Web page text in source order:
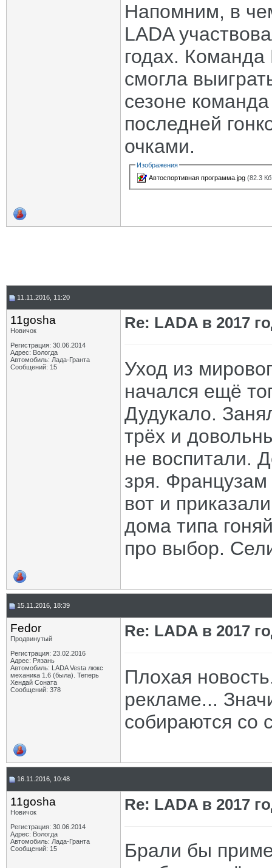
Напомним, в
LADA
годах. Команда
смогла
сезоне
последней
очками.
Изображения
Автоспортивная программа.jpg (82.3
11.11.2016, 11:20
11gosha
Новичок
Регистрация: 30.06.2014
Адрес: Вологда
Автомобиль: Лада-Гранта
Сообщений: 15
Re: LADA в 2017
Уход из
начался ещё
Дудукало.
трёх и
не воспитали.
зря. Французам
вот и
дома типа
про выбор.
15.11.2016, 18:39
Fedor
Продвинутый
Регистрация: 23.02.2016
Адрес: Рязань
Автомобиль: LADA Vesta люкс
механика 1.6 (была). Теперь
Хендай Соната
Сообщений: 378
Re: LADA в 2017
Плохая
рекламе...
собираются со
16.11.2016, 10:48
11gosha
Новичок
Регистрация: 30.06.2014
Адрес: Вологда
Автомобиль: Лада-Гранта
Сообщений: 15
Re: LADA в 2017
Брали бы